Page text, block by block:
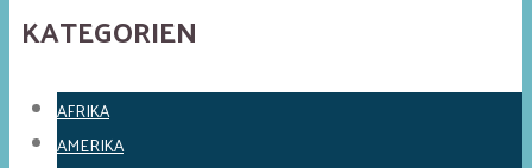
KATEGORIEN
AFRIKA
AMERIKA